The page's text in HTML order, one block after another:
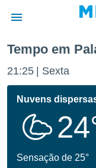
da
foi
fornecidas
a este
Tempo em
21:25 Sexta
Nuvens
Sensação de 25°